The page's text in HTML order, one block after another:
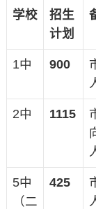
学校
招生
计划
1中 900
2中 1115
5中
（二
425